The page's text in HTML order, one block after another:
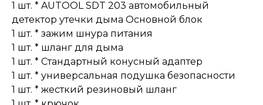
1 шт. * AUTOOL SDT 203 автомобильный
детектор утечки дыма Основной блок
1 шт. * зажим шнура питания
1 шт. * шланг для дыма
1 шт. * Стандартный конусный адаптер
1 шт. * универсальная подушка безопасности
1 шт. * жесткий резиновый шланг